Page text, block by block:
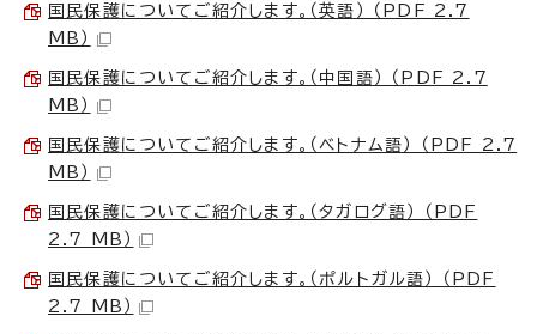
国民保護についてご紹介します。（英語） （PDF 2.7
MB）
国民保護についてご紹介します。（中国語） （PDF 2.7
MB）
国民保護についてご紹介します。（ベトナム語） （PDF 2.7
MB）
国民保護についてご紹介します。（タガログ語） （PDF
2.7 MB）
国民保護についてご紹介します。（ポルトガル語） （PDF
2.7 MB）